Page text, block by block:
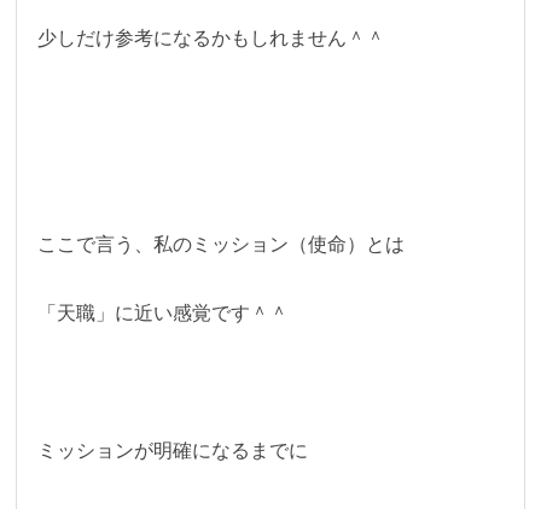
少しだけ参考になるかもしれません＾＾
ここで言う、私のミッション（使命）とは
「天職」に近い感覚です＾＾
ミッションが明確になるまでに